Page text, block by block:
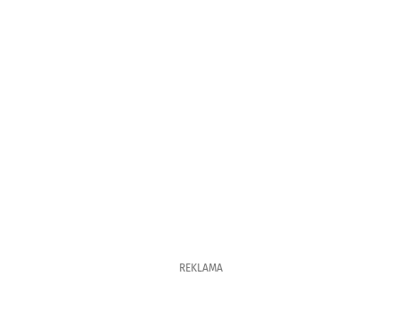
REKLAMA